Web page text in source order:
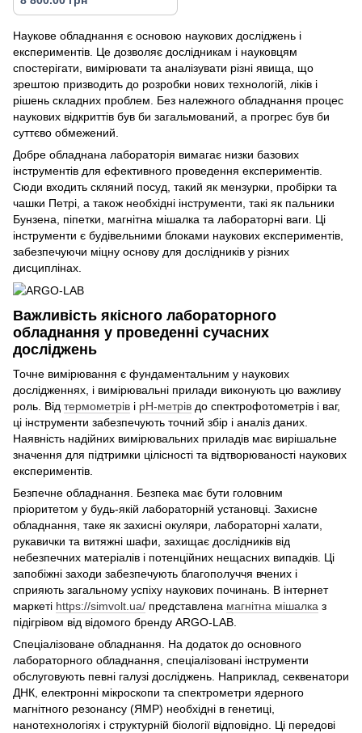
Наукове обладнання є основою наукових досліджень і
експериментів. Це дозволяє дослідникам і науковцям
спостерігати, вимірювати та аналізувати різні явища, що
зрештою призводить до розробки нових технологій, ліків і
рішень складних проблем. Без належного обладнання процес
наукових відкриттів був би загальмований, а прогрес був би
суттєво обмежений.
Добре обладнана лабораторія вимагає низки базових
інструментів для ефективного проведення експериментів.
Сюди входить скляний посуд, такий як мензурки, пробірки та
чашки Петрі, а також необхідні інструменти, такі як пальники
Бунзена, піпетки, магнітна мішалка та лабораторні ваги. Ці
інструменти є будівельними блоками наукових експериментів,
забезпечуючи міцну основу для дослідників у різних
дисциплінах.
Важливість якісного лабораторного
обладнання у проведенні сучасних
досліджень
Точне вимірювання є фундаментальним у наукових
дослідженнях, і вимірювальні прилади виконують цю важливу
роль. Від термометрів і pH-метрів до спектрофотометрів і ваг,
ці інструменти забезпечують точний збір і аналіз даних.
Наявність надійних вимірювальних приладів має вирішальне
значення для підтримки цілісності та відтворюваності наукових
експериментів.
Безпечне обладнання. Безпека має бути головним
пріоритетом у будь-якій лабораторній установці. Захисне
обладнання, таке як захисні окуляри, лабораторні халати,
рукавички та витяжні шафи, захищає дослідників від
небезпечних матеріалів і потенційних нещасних випадків. Ці
запобіжні заходи забезпечують благополуччя вчених і
сприяють загальному успіху наукових починань. В інтернет
маркеті https://simvolt.ua/ представлена магнітна мішалка з
підігрівом від відомого бренду ARGO-LAB.
Спеціалізоване обладнання. На додаток до основного
лабораторного обладнання, спеціалізовані інструменти
обслуговують певні галузі досліджень. Наприклад, секвенатори
ДНК, електронні мікроскопи та спектрометри ядерного
магнітного резонансу (ЯМР) необхідні в генетиці,
нанотехнологіях і структурній біології відповідно. Ці передові